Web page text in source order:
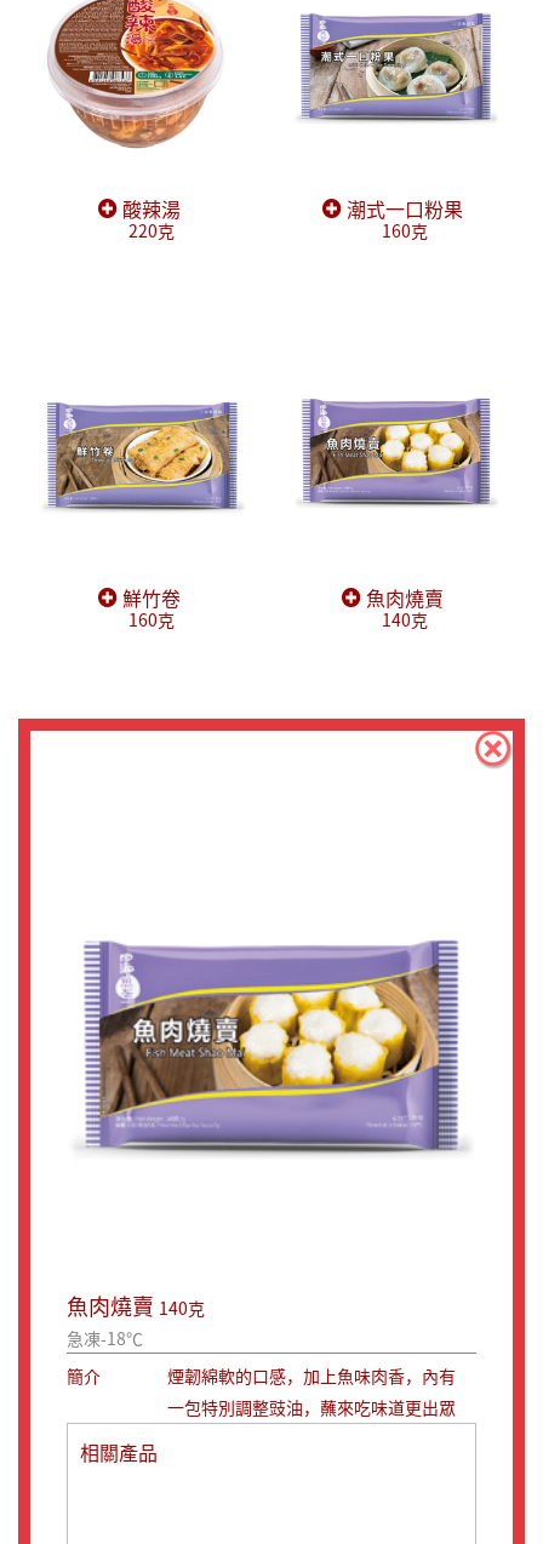
酸辣湯
220克
潮式一口粉果
160克
鮮竹卷
160克
魚肉燒賣
140克
魚肉燒賣 140克
急凍-18℃
簡介
煙韌綿軟的口感，加上魚味肉香，內有
一包特別調整豉油，蘸來吃味道更出眾
相關產品